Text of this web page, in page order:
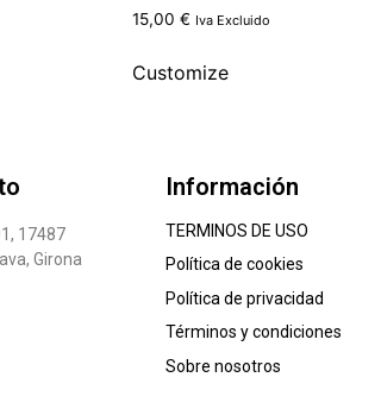
15,00€ Iva Excluido
Customize
17487
Girona
Información
TERMINOS DE USO
Política de cookies
Política de privacidad
Términos y condiciones
Sobre nosotros